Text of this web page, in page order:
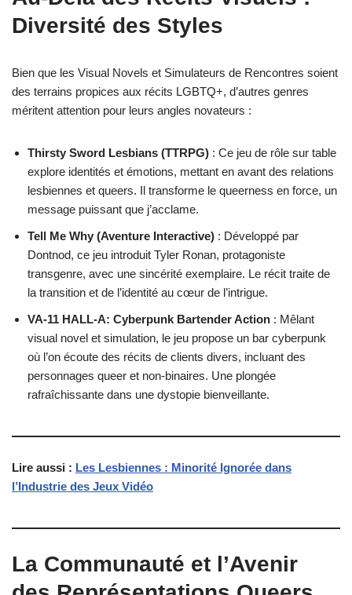
Diversité des Styles
Bien que les Visual Novels et Simulateurs de Rencontres soient
des terrains propices aux récits LGBTQ+, d’autres genres
méritent attention pour leurs angles novateurs :
Thirsty Sword Lesbians (TTRPG) : Ce jeu de rôle sur table
explore identités et émotions, mettant en avant des relations
lesbiennes et queers. Il transforme le queerness en force, un
message puissant que j’acclame.
Tell Me Why (Aventure Interactive) : Développé par
Dontnod, ce jeu introduit Tyler Ronan, protagoniste
transgenre, avec une sincérité exemplaire. Le récit traite de
la transition et de l’identité au cœur de l’intrigue.
VA-11 HALL-A: Cyberpunk Bartender Action : Mêlant
visual novel et simulation, le jeu propose un bar cyberpunk
où l’on écoute des récits de clients divers, incluant des
personnages queer et non-binaires. Une plongée
rafraîchissante dans une dystopie bienveillante.
Lire aussi : Les Lesbiennes : Minorité Ignorée dans
l’Industrie des Jeux Vidéo
La Communauté et l’Avenir